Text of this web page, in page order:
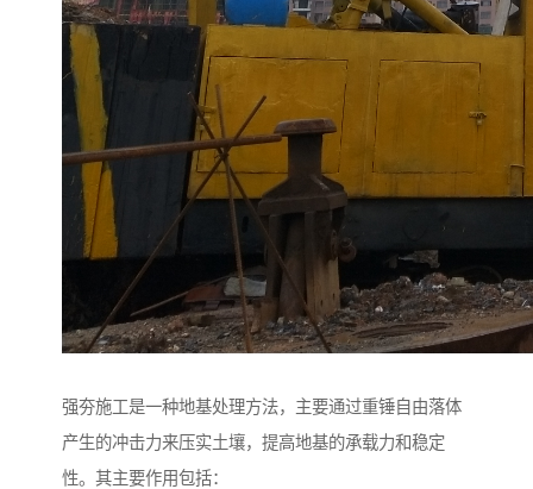
强夯施工是一种地基处理方法，主要通过重锤自由落体
产生的冲击力来压实土壤，提高地基的承载力和稳定
性。其主要作用包括：